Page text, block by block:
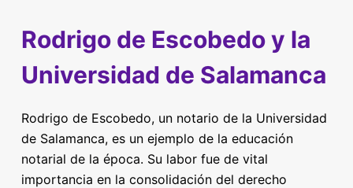
Rodrigo de Escobedo y la
Universidad de Salamanca
Rodrigo de Escobedo, un notario de la Universidad
de Salamanca, es un ejemplo de la educación
notarial de la época. Su labor fue de vital
importancia en la consolidación del derecho